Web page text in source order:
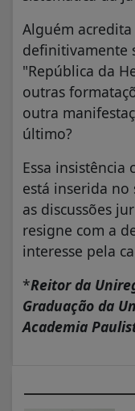
Alguém
definitivamente
"República da
outras
outra
último?
Essa
está inserida
as discussões
resigne com a
interesse pela
*Reitor da
Graduação da
Academia